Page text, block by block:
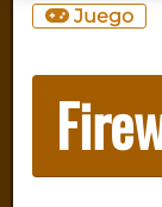
Juego